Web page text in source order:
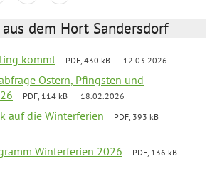
dem Hort Sandersdorf
kommt PDF, 430 kB 12.03.2026
Ostern, Pfingsten und
PDF, 114 kB 18.02.2026
auf die Winterferien
PDF, 393 kB
Winterferien 2026
PDF, 136 kB